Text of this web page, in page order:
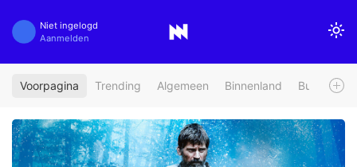
Niet ingelogd
Aanmelden
Voorpagina Trending Algemeen Binnenland Buitenland